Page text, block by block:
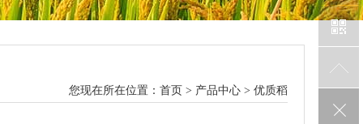
您现在所在位置： 首页 > 产品中心 > 优质稻